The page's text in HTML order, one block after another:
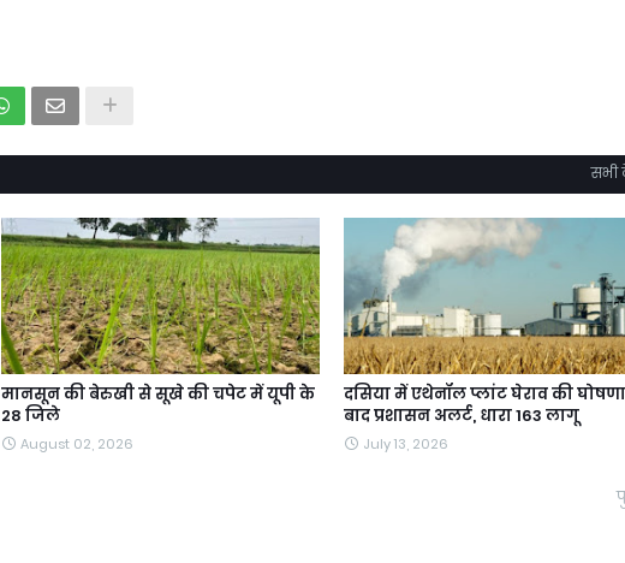
सभी
मानसून की बेरुखी से सूखे की चपेट में यूपी के
28 जिले
August 02, 2026
दसिया में एथेनॉल प्लांट घेराव की
बाद प्रशासन अलर्ट, धारा 163 लागू
July 13, 2026